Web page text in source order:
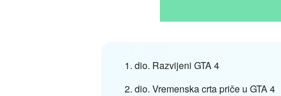
1. dio. Razvijeni GTA 4
2. dio. Vremenska crta priče u GTA 4